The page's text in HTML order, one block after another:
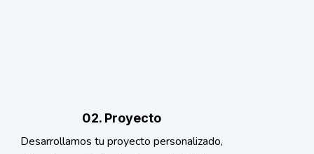
02. Proyecto
Desarrollamos tu proyecto personalizado,